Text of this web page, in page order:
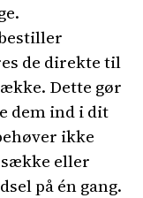
de direkte til
Dette gør
dem ind i dit
ikke
eller
på én gang.